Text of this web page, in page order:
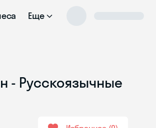
Еще
- Русскоязычные